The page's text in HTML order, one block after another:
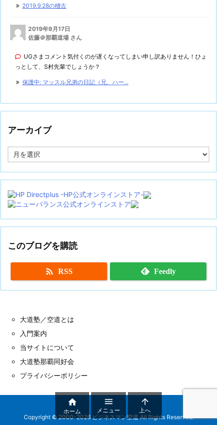
2019.9.28の稽古
2019年9月17日
佐藤＠那覇道場 さん
UGさまコメント気付くのが遅くなってしまい申し訳ありません！ひょ
っとして、S村先輩でしょうか？
保護中: マッスル兄弟の日記（兄、ハー...
アーカイブ
ー
イ
このブログを購読
 RSS Feedly
大道塾／空道とは
入門案内
当サイトについて
大道塾那覇同好会
プライバシーポリシー
Copyright ©2000-2026ビジネスマン空道All Rights Reserved.

ホーム

メニュー

上へ